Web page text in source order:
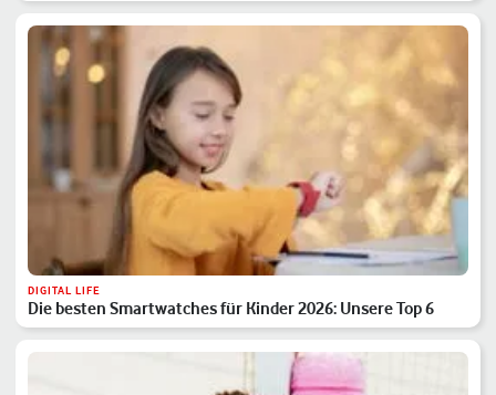
DIGITAL LIFE
Die besten Smartwatches für Kinder 2026: Unsere Top 6